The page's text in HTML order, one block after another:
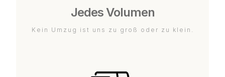
Jedes Volumen
Kein Umzug ist uns zu groß oder zu klein.